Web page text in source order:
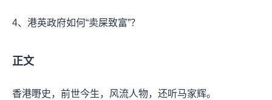
4、港英政府如何“卖屎致富”？
正文
香港嘢史，前世今生，风流人物，还听马家辉。